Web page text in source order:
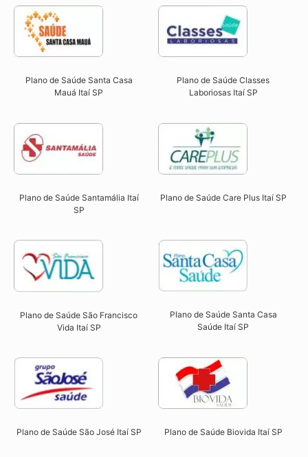
Plano de Saúde Santa Casa
Mauá Itaí SP​
Plano de Saúde Classes
Laboriosas Itaí SP​
Plano de Saúde Santamália Itaí
SP​
Plano de Saúde Care Plus Itaí SP​
Plano de Saúde São Francisco
Vida Itaí SP​
Plano de Saúde Santa Casa
Saúde Itaí SP​
Plano de Saúde São José Itaí SP​ Plano de Saúde Biovida Itaí SP​